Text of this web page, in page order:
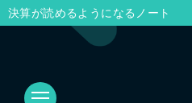
決算が読めるようになるノート